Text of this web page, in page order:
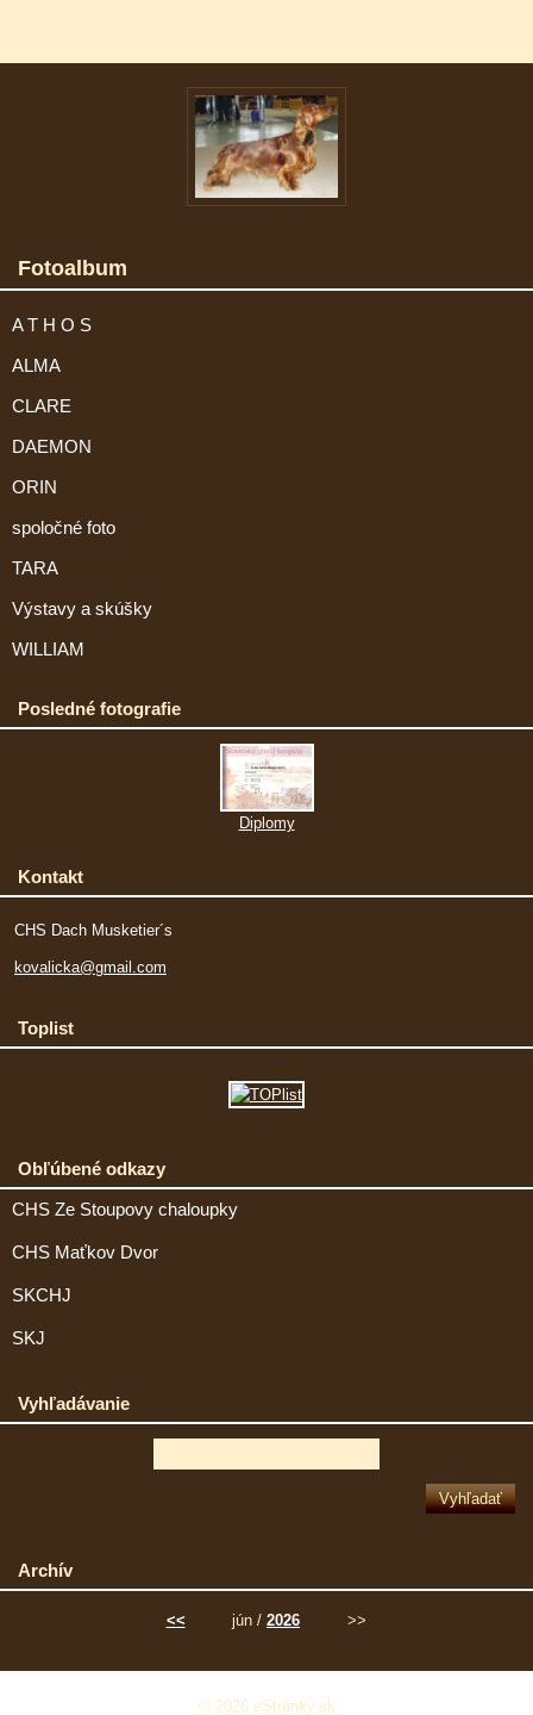
Fotoalbum
A T H O S
ALMA
CLARE
DAEMON
ORIN
spoločné foto
TARA
Výstavy a skúšky
WILLIAM
Posledné fotografie
Diplomy
Kontakt
CHS Dach Musketier´s
kovalicka@gmail.com
Toplist
Obľúbené odkazy
CHS Ze Stoupovy chaloupky
CHS Maťkov Dvor
SKCHJ
SKJ
Vyhľadávanie
Archív
<< jún / 2026 >>
© 2026 eStránky.sk